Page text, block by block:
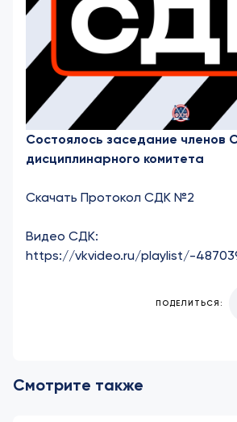
Состоялось заседание членов
дисциплинарного комитета
Скачать Протокол СДК №2
Видео СДК:
https://vkvideo.ru/playlist/-
ПОДЕЛИТЬСЯ:
Смотрите также